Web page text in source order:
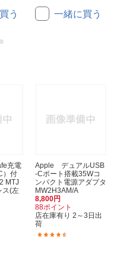
う 一緒に買う
充電
）付
MTJ
ス(左
Apple デュアルUSB
-Cポート搭載35Wコ
ンパクト電源アダプタ
MW2H3AM/A
8,800円
88ポイント
店在庫有り 2～3日出
荷